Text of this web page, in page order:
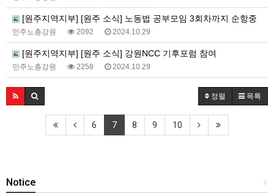
[원주지역지부] [원주 소식] 노동법 공부모임 3회차까지 순항중
민주노총강원 2092 2024.10.29
[원주지역지부] [원주 소식] 강원NCC 기후포럼 참여
민주노총강원 2258 2024.10.29
정렬 목록
6 7 8 9 10
+
Notice